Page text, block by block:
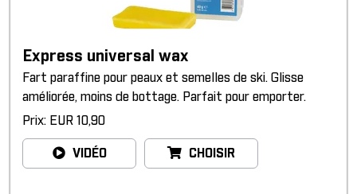
Express universal wax
Fart paraffine pour peaux et semelles de ski. Glisse
améliorée, moins de bottage. Parfait pour emporter.
Prix: EUR 10,90
VIDÉO CHOISIR